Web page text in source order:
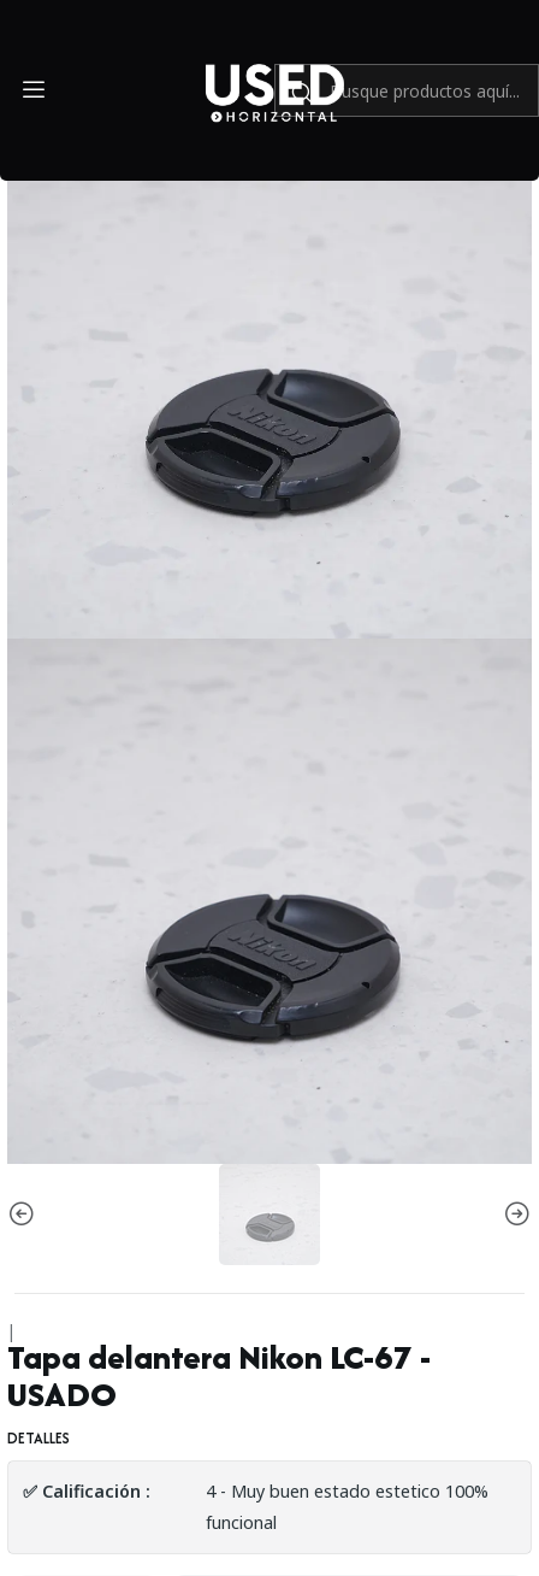
|
Tapa delantera Nikon LC-67 -
USADO
DETALLES
✅ Calificación :
4 - Muy buen estado estetico 100%
funcional